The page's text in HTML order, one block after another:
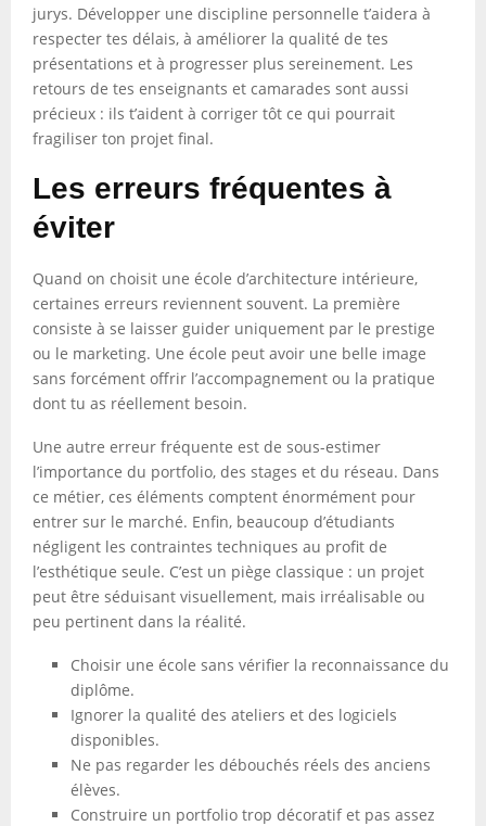
jurys. Développer une discipline personnelle t’aidera à
respecter tes délais, à améliorer la qualité de tes
présentations et à progresser plus sereinement. Les
retours de tes enseignants et camarades sont aussi
précieux : ils t’aident à corriger tôt ce qui pourrait
fragiliser ton projet final.
Les erreurs fréquentes à
éviter
Quand on choisit une école d’architecture intérieure,
certaines erreurs reviennent souvent. La première
consiste à se laisser guider uniquement par le prestige
ou le marketing. Une école peut avoir une belle image
sans forcément offrir l’accompagnement ou la pratique
dont tu as réellement besoin.
Une autre erreur fréquente est de sous-estimer
l’importance du portfolio, des stages et du réseau. Dans
ce métier, ces éléments comptent énormément pour
entrer sur le marché. Enfin, beaucoup d’étudiants
négligent les contraintes techniques au profit de
l’esthétique seule. C’est un piège classique : un projet
peut être séduisant visuellement, mais irréalisable ou
peu pertinent dans la réalité.
Choisir une école sans vérifier la reconnaissance du
diplôme.
Ignorer la qualité des ateliers et des logiciels
disponibles.
Ne pas regarder les débouchés réels des anciens
élèves.
Construire un portfolio trop décoratif et pas assez